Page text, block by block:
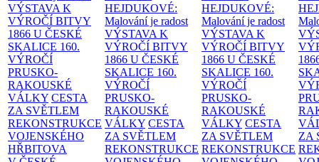
VÝSTAVA K
VÝROČÍ BITVY
1866 U ČESKÉ
SKALICE 160.
VÝROČÍ
PRUSKO-
RAKOUSKÉ
VÁLKY CESTA
ZA SVĚTLEM
REKONSTRUKCE
VOJENSKÉHO
HŘBITOVA
HEJDUKOVÉ:
Malování je radost
VÝSTAVA K
VÝROČÍ BITVY
1866 U ČESKÉ
SKALICE 160.
VÝROČÍ
PRUSKO-
RAKOUSKÉ
VÁLKY CESTA
ZA SVĚTLEM
REKONSTRUKCE
HEJDUKOVÉ:
Malování je radost
VÝSTAVA K
VÝROČÍ BITVY
1866 U ČESKÉ
SKALICE 160.
VÝROČÍ
PRUSKO-
RAKOUSKÉ
VÁLKY CESTA
ZA SVĚTLEM
REKONSTRUKCE
ZA